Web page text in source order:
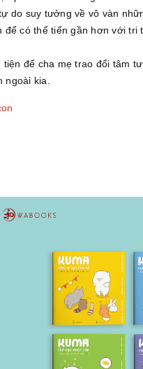
do suy tưởng về vô vàn
có thể tiến gần hơn với
để cha mẹ trao đổi tâm
kia.